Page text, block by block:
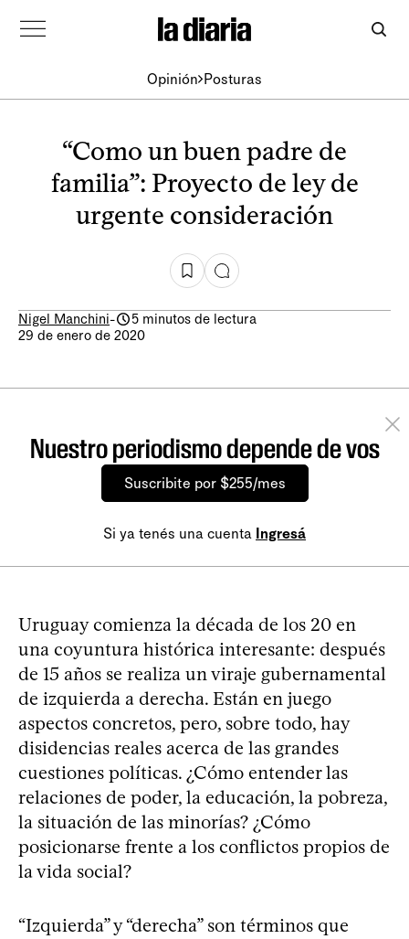
Opinión Posturas
“Como un buen padre de
familia”: Proyecto de ley de
urgente consideración
Nigel Manchini-
5 minutos de lectura
29 de enero de 2020
Nuestro periodismo depende de vos
Suscribite por $255/mes
Si ya tenés una cuenta Ingresá
Uruguay comienza la década de los 20 en
una coyuntura histórica interesante: después
de 15 años se realiza un viraje gubernamental
de izquierda a derecha. Están en juego
aspectos concretos, pero, sobre todo, hay
disidencias reales acerca de las grandes
cuestiones políticas. ¿Cómo entender las
relaciones de poder, la educación, la pobreza,
la situación de las minorías? ¿Cómo
posicionarse frente a los conflictos propios de
la vida social?
“Izquierda” y “derecha” son términos que